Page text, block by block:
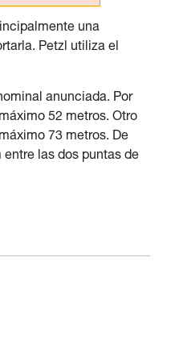
una
Petzl utiliza el
anunciada. Por
52 metros. Otro
73 metros. De
las dos puntas de